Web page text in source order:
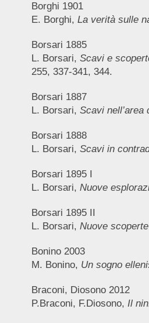
Borghi 1901
E. Borghi, La verità sulle
Borsari 1885
L. Borsari, Scavi e
255, 337-341, 344.
Borsari 1887
L. Borsari, Scavi nell’area
Borsari 1888
L. Borsari, Scavi in
Borsari 1895 I
L. Borsari, Nuove
Borsari 1895 II
L. Borsari, Nuove
Bonino 2003
M. Bonino, Un sogno
Braconi, Diosono 2012
P.Braconi, F.Diosono, Il